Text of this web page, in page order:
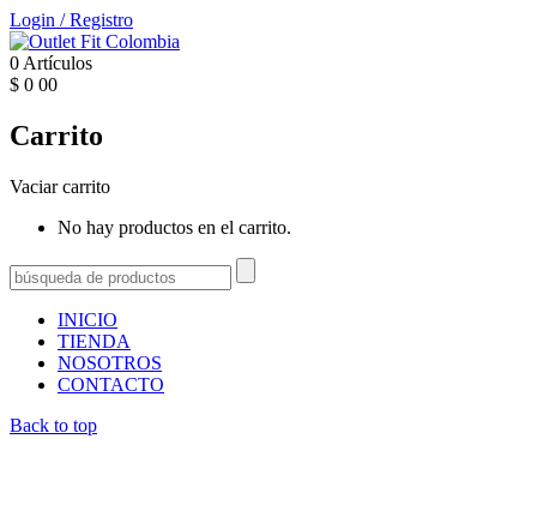
Login /Registro
0 Artículos
$ 0 00
Carrito
Vaciar carrito
No hay productos en el carrito.
INICIO
TIENDA
NOSOTROS
CONTACTO
Back to top